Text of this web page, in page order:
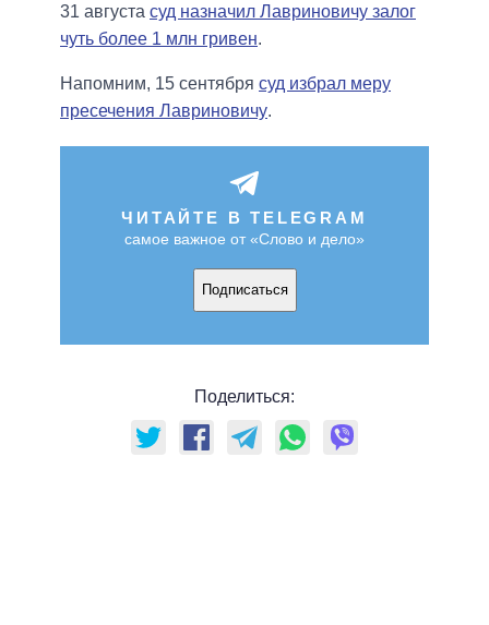
31 августа суд назначил Лавриновичу залог
чуть более 1 млн гривен.
Напомним, 15 сентября суд избрал меру
пресечения Лавриновичу.
ЧИТАЙТЕ В TELEGRAM
самое важное от «Слово и дело»
Подписаться
Поделиться: